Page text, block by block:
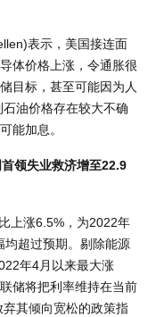
表示，美国接连面
体价格上涨，令通胀很
目标，甚至可能因为人
油价格存在较大不确
能加息。
领失业救济增至22.9
上涨6.5%，为2022年
均超过预期。剔除能源
年4月以来最大涨
储将把利率维持在当前
其倾向宽松的政策指